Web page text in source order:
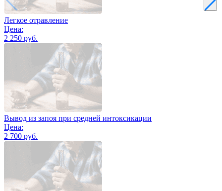
Легкое отравление
Цена:
2 250 руб.
Вывод из запоя при средней интоксикации
Цена:
2 700 руб.